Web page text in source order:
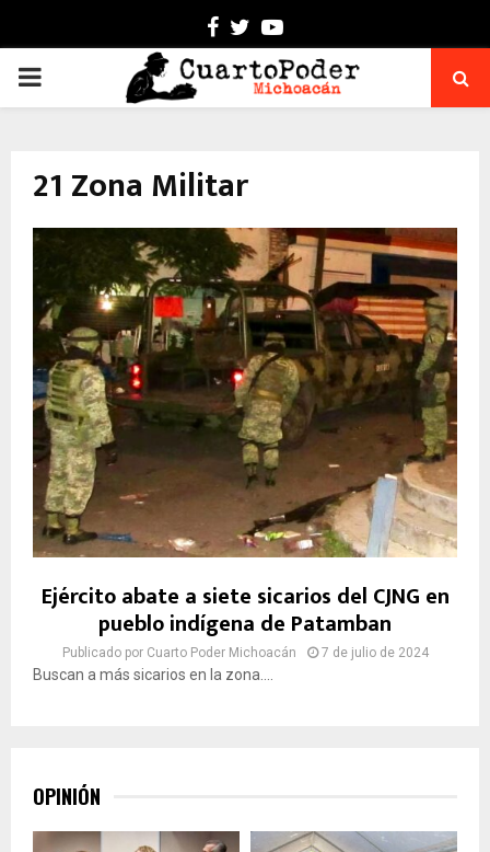
Facebook
TwitterYoutube
PRIMARY
21 Zona Militar
Ejército abate a siete sicarios del CJNG en
pueblo indígena de Patamban
Publicado por Cuarto Poder Michoacán 7 de julio de 2024
Buscan a más sicarios en la zona....
OPINIÓN